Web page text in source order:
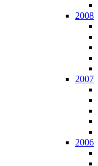
2008
2007
2006